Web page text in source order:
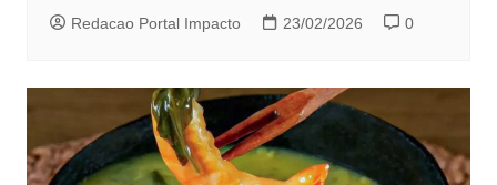
Redacao Portal Impacto 23/02/2026 0